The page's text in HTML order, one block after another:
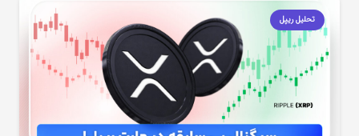
تحلیل ریپل